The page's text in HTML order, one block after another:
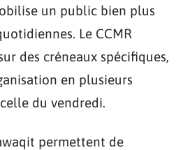
un public bien plus
Le CCMR
des créneaux spécifiques,
en plusieurs
du vendredi.
permettent de